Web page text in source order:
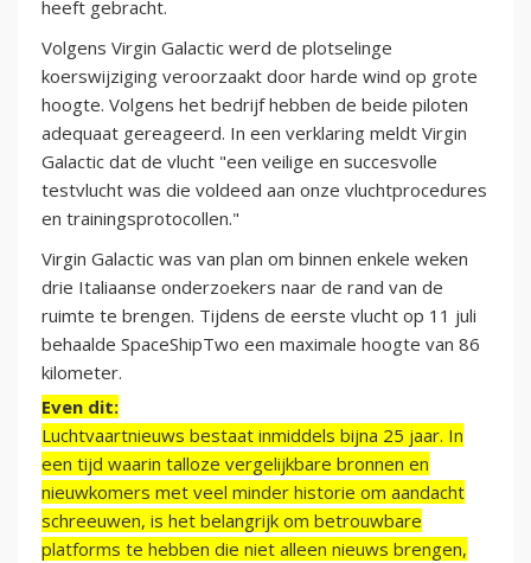
heeft gebracht.
Volgens Virgin Galactic werd de plotselinge
koerswijziging veroorzaakt door harde wind op grote
hoogte. Volgens het bedrijf hebben de beide piloten
adequaat gereageerd. In een verklaring meldt Virgin
Galactic dat de vlucht "een veilige en succesvolle
testvlucht was die voldeed aan onze vluchtprocedures
en trainingsprotocollen."
Virgin Galactic was van plan om binnen enkele weken
drie Italiaanse onderzoekers naar de rand van de
ruimte te brengen. Tijdens de eerste vlucht op 11 juli
behaalde SpaceShipTwo een maximale hoogte van 86
kilometer.
Even dit:
Luchtvaartnieuws bestaat inmiddels bijna 25 jaar. In
een tijd waarin talloze vergelijkbare bronnen en
nieuwkomers met veel minder historie om aandacht
schreeuwen, is het belangrijk om betrouwbare
platforms te hebben die niet alleen nieuws brengen,